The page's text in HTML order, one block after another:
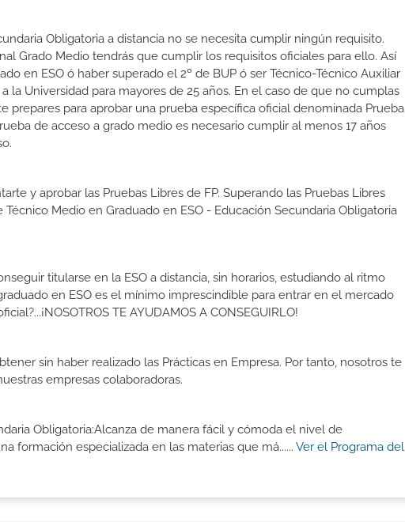
Obligatoria a distancia no se necesita cumplir ningún requisito.
Grado Medio tendrás que cumplir los requisitos oficiales para ello. Así
en ESO ó haber superado el 2º de BUP ó ser Técnico-Técnico Auxiliar
la Universidad para mayores de 25 años. En el caso de que no cumplas
prepares para aprobar una prueba específica oficial denominada Prueba
de acceso a grado medio es necesario cumplir al menos 17 años
y aprobar las Pruebas Libres de FP. Superando las Pruebas Libres
Medio en Graduado en ESO - Educación Secundaria Obligatoria
titularse en la ESO a distancia, sin horarios, estudiando al ritmo
en ESO es el mínimo imprescindible para entrar en el mercado
TE AYUDAMOS A CONSEGUIRLO!
sin haber realizado las Prácticas en Empresa. Por tanto, nosotros te
empresas colaboradoras.
Obligatoria:Alcanza de manera fácil y cómoda el nivel de
formación especializada en las materias que má...... Ver el Programa del